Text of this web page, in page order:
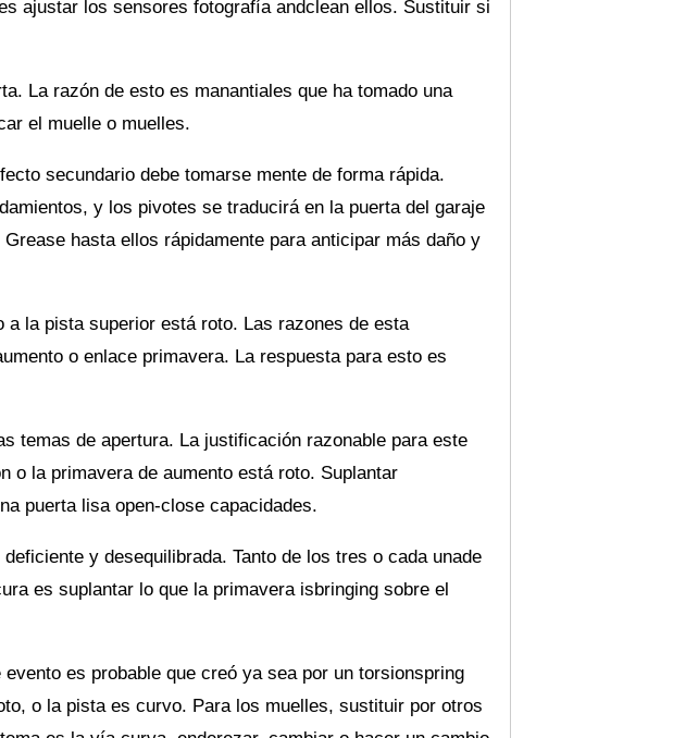
ajustar los sensores fotografía andclean ellos. Sustituir si
La razón de esto es manantiales que ha tomado una
el muelle o muelles.
secundario debe tomarse mente de forma rápida.
y los pivotes se traducirá en la puerta del garaje
hasta ellos rápidamente para anticipar más daño y
a la pista superior está roto. Las razones de esta
o enlace primavera. La respuesta para esto es
temas de apertura. La justificación razonable para este
o la primavera de aumento está roto. Suplantar
puerta lisa open-close capacidades.
y desequilibrada. Tanto de los tres o cada unade
es suplantar lo que la primavera isbringing sobre el
es probable que creó ya sea por un torsionspring
o la pista es curvo. Para los muelles, sustituir por otros